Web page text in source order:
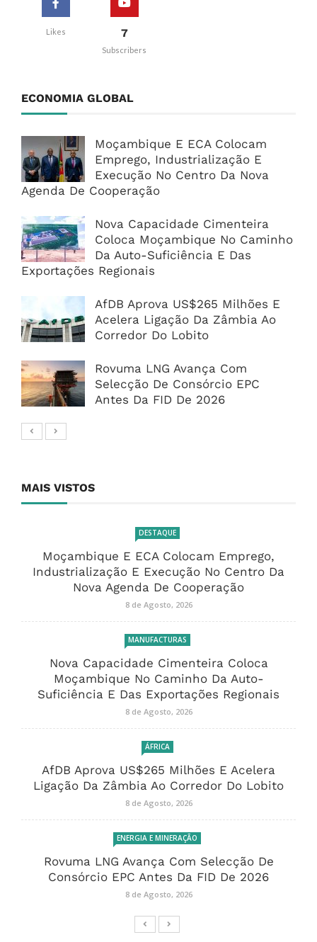
Likes 7
Subscribers
ECONOMIA GLOBAL
Moçambique E ECA Colocam
Emprego, Industrialização E
Execução No Centro Da Nova
Agenda De Cooperação
Nova Capacidade Cimenteira
Coloca Moçambique No Caminho
Da Auto-Suficiência E Das
Exportações Regionais
AfDB Aprova US$265 Milhões E
Acelera Ligação Da Zâmbia Ao
Corredor Do Lobito
Rovuma LNG Avança Com
Selecção De Consórcio EPC
Antes Da FID De 2026
MAIS VISTOS
DESTAQUE
Moçambique E ECA Colocam Emprego,
Industrialização E Execução No Centro Da
Nova Agenda De Cooperação
8 de Agosto, 2026
MANUFACTURAS
Nova Capacidade Cimenteira Coloca
Moçambique No Caminho Da Auto-
Suficiência E Das Exportações Regionais
8 de Agosto, 2026
ÁFRICA
AfDB Aprova US$265 Milhões E Acelera
Ligação Da Zâmbia Ao Corredor Do Lobito
8 de Agosto, 2026
ENERGIA E MINERAÇÃO
Rovuma LNG Avança Com Selecção De
Consórcio EPC Antes Da FID De 2026
8 de Agosto, 2026